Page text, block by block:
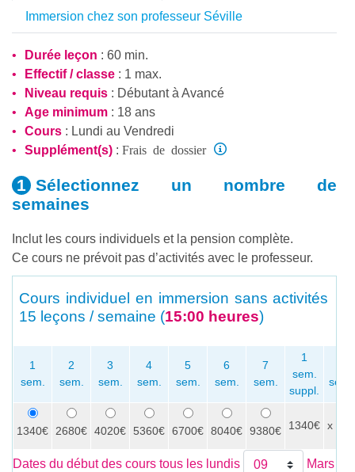
Immersion chez son professeur Séville
Durée leçon : 60 min.
Effectif / classe : 1 max.
Niveau requis : Débutantà Avancé
Age minimum : 18 ans
Cours : Lundi au Vendredi
Supplément(s) : Frais de dossier
Sélectionnez un nombre de
semaines
Inclut les cours individuels et la pension complète.
Ce cours ne prévoit pas d’activités avec le professeur.
Cours individuel en immersion sans activités
15 leçons / semaine (15:00 heures)
1
sem.
2
sem.
3
sem.
4
sem.
5
sem.
6
sem.
7
sem.
1
sem.
suppl.
1340€ 2680€ 4020€ 5360€ 6700€ 8040€ 9380€ 1340€ x
Dates du début des cours tous les lundis
Mars